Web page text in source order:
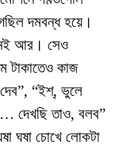
দমবন্ধ হয়ে।
আর। সেও
টাকাতেও কাজ
“ইশ্‌, ভুলে
দেখছি তাও, বলব”
ঘষা চোখে লোকটা